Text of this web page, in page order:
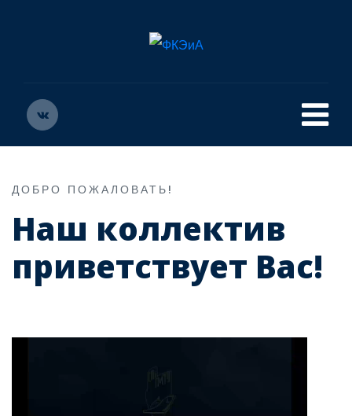
ДОБРО ПОЖАЛОВАТЬ!
Наш коллектив
приветствует Вас!